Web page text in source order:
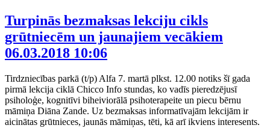
Turpinās bezmaksas lekciju cikls
grūtniecēm un jaunajiem vecākiem
06.03.2018 10:06
Tirdzniecības parkā (t/p) Alfa 7. martā plkst. 12.00 notiks šī gada
pirmā lekcija ciklā Chicco Info stundas, ko vadīs pieredzējusī
psiholoģe, kognitīvi biheiviorālā psihoterapeite un piecu bērnu
māmiņa Diāna Zande. Uz bezmaksas informatīvajām lekcijām ir
aicinātas grūtnieces, jaunās māmiņas, tēti, kā arī ikviens interesents.